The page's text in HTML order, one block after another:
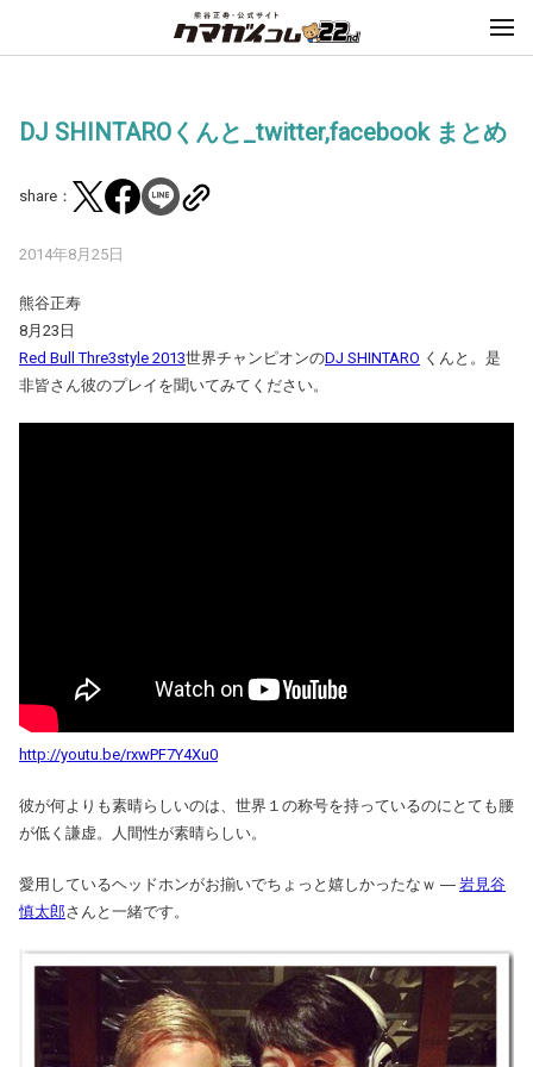
DJ SHINTAROくんと_twitter,facebook まとめ
share：
2014年8月25日
熊谷正寿
8月23日
Red Bull Thre3style 2013世界チャンピオンのDJ SHINTARO くんと。是
非皆さん彼のプレイを聞いてみてください。
http://youtu.be/rxwPF7Y4Xu0
彼が何よりも素晴らしいのは、世界１の称号を持っているのにとても腰
が低く謙虚。人間性が素晴らしい。
愛用しているヘッドホンがお揃いでちょっと嬉しかったなｗ ― 岩見谷
慎太郎さんと一緒です。